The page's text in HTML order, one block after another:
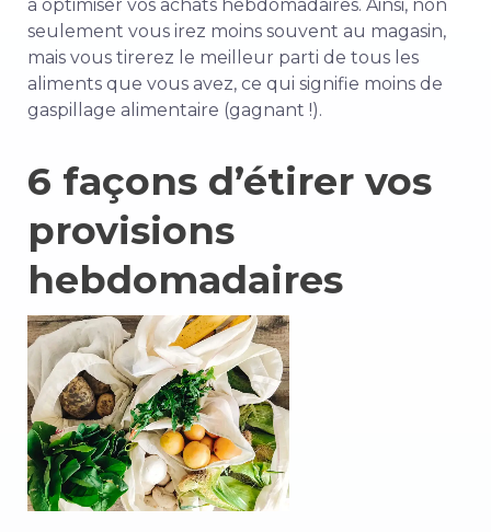
à optimiser vos achats hebdomadaires. Ainsi, non
seulement vous irez moins souvent au magasin,
mais vous tirerez le meilleur parti de tous les
aliments que vous avez, ce qui signifie moins de
gaspillage alimentaire (gagnant !).
6 façons d’étirer vos
provisions
hebdomadaires